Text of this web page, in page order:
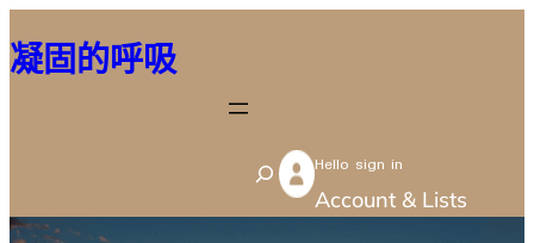
至
容
凝固的呼吸
S
e
Hello sign in
Account & Lists